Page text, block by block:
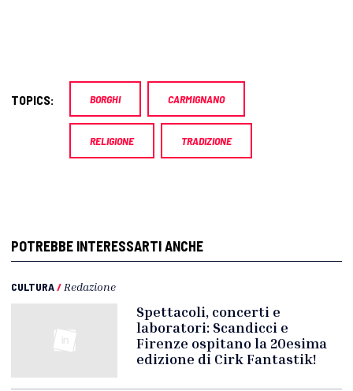
TOPICS: BORGHI CARMIGNANO
RELIGIONE TRADIZIONE
POTREBBE INTERESSARTI ANCHE
CULTURA/ Redazione
Spettacoli, concerti e
laboratori: Scandicci e
Firenze ospitano la 20esima
edizione di Cirk Fantastik!